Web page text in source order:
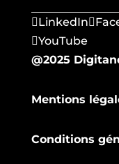
LinkedIn
YouTube
@2025
Mentions
Conditions